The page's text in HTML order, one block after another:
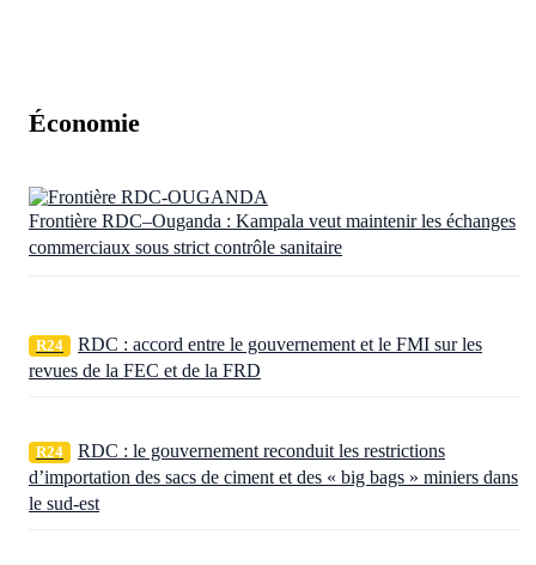
Économie
Frontière RDC–Ouganda : Kampala veut maintenir les échanges
commerciaux sous strict contrôle sanitaire
R24
RDC : accord entre le gouvernement et le FMI sur les
revues de la FEC et de la FRD
R24
RDC : le gouvernement reconduit les restrictions
d’importation des sacs de ciment et des « big bags » miniers dans
le sud-est